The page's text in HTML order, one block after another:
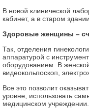
В новой клинической
кабинет, а в старом
Здоровые женщины –
Так, отделения
аппаратурой с
оборудованием. В
видеокольпоскоп,
Все это позволит
уровне, использовать
медицинском учреждении.